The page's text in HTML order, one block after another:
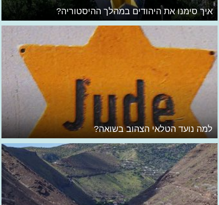
איך סימנו את היהודים במהלך ההיסטוריה?
למה נועד הטלאי הצהוב בשואה?